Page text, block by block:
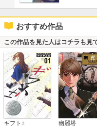
おすすめ作品
この作品を見た人はコチラも見
ギフト± 幽麗塔